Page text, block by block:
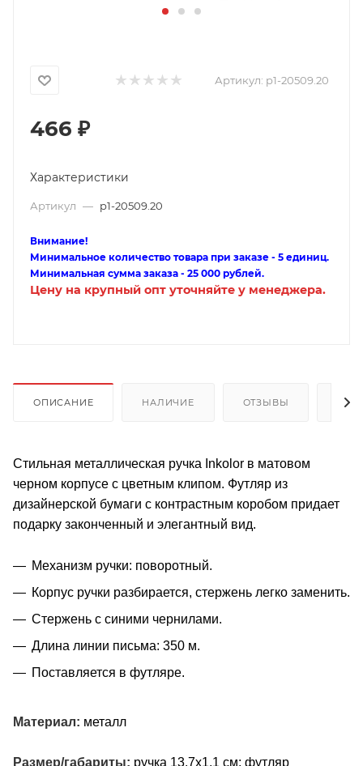
Артикул: p1-20509.20
466 ₽
Характеристики
Артикул — p1-20509.20
Внимание!
Минимальное количество товара при заказе - 5 единиц.
Минимальная сумма заказа - 25 000 рублей.
Цену на крупный опт уточняйте у менеджера.
ОПИСАНИЕ НАЛИЧИЕ ОТЗЫВЫ
Стильная металлическая ручка Inkolor в матовом
черном корпусе с цветным клипом. Футляр из
дизайнерской бумаги с контрастным коробом придает
подарку законченный и элегантный вид.
Механизм ручки: поворотный.
Корпус ручки разбирается, стержень легко заменить.
Стержень с синими чернилами.
Длина линии письма: 350 м.
Поставляется в футляре.
Материал: металл
Размер/габариты: ручка 13,7х1,1 см; футляр